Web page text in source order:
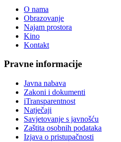
O nama
Obrazovanje
Najam prostora
Kino
Kontakt
Pravne informacije
Javna nabava
Zakoni i dokumenti
iTransparentnost
Natječaji
Savjetovanje s javnošću
Zaštita osobnih podataka
Izjava o pristupačnosti